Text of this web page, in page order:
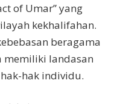
of Umar” yang
kekhalifahan.
beragama
memiliki landasan
hak individu.